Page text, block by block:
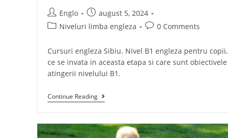
Englo
august 5, 2024
Niveluri limba engleza
0 Comments
Cursuri engleza Sibiu. Nivel B1 engleza pentru copii,
ce se invata in aceasta etapa si care sunt obiectivele
atingerii nivelului B1.
Continue Reading